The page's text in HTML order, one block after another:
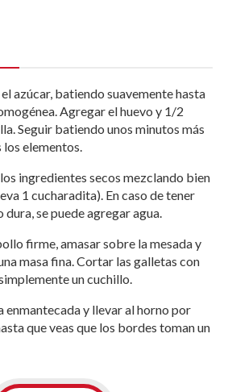
azúcar, batiendo suavemente hasta
Agregar el huevo y 1/2
Seguir batiendo unos minutos más
elementos.
ingredientes secos mezclando bien
1 cucharadita). En caso de tener
dura, se puede agregar agua.
firme, amasar sobre la mesada y
masa fina. Cortar las galletas con
un cuchillo.
enmantecada y llevar al horno por
que veas que los bordes toman un